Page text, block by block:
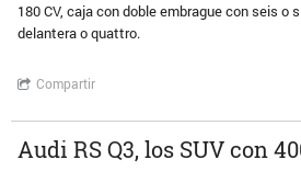
180 CV, caja con doble embrague con seis
delantera o quattro.
Compartir
Audi RS Q3, los SUV con